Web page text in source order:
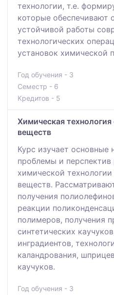
технологии, т.е.
которые обеспечивают
устойчивой работы
технологических
установок химической
Год обучения - 3
Семестр - 6
Кредитов - 5
Химическая технология
веществ
Курс изучает основные
проблемы и перспектив
химической технологии
веществ.
получения
реакции
полимеров, получения
синтетических
инградиентов,
каландрования,
каучуков.
Год обучения - 3